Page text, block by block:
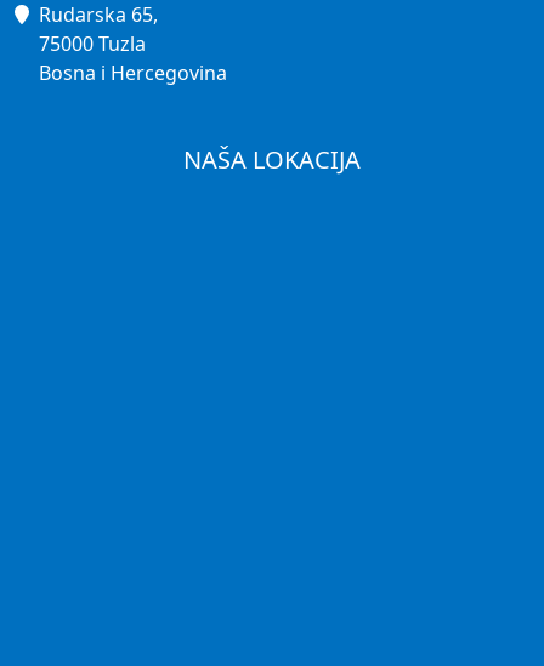
Rudarska 65,
75000 Tuzla
Bosna i Hercegovina
NAŠA LOKACIJA